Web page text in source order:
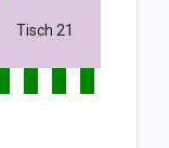
Tisch 21